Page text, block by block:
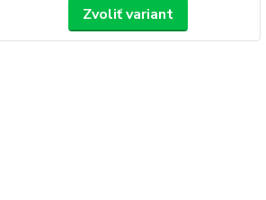
Zvoliť variant